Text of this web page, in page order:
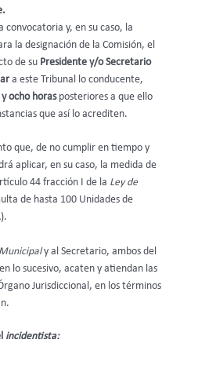
convocatoria y, en su caso, la
la designación de la Comisión, el
de su Presidente y/o Secretario
a este Tribunal lo conducente,
ocho horasposteriores a que ello
que así lo acrediten.
que, de no cumplir en tiempo y
aplicar, en su caso, la medida de
44 fracción I de la Ley de
de hasta 100 Unidades de
y al Secretario, ambos del
lo sucesivo, acaten y atiendan las
Jurisdiccional, en los términos
incidentista: